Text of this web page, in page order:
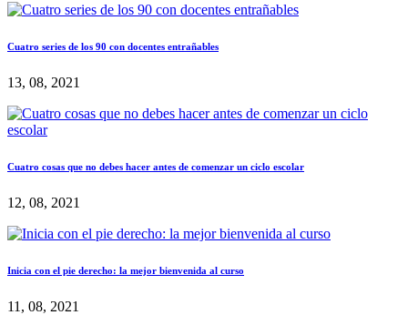
Cuatro series de los 90 con docentes entrañables
13, 08, 2021
Cuatro cosas que no debes hacer antes de comenzar un ciclo escolar
12, 08, 2021
Inicia con el pie derecho: la mejor bienvenida al curso
11, 08, 2021